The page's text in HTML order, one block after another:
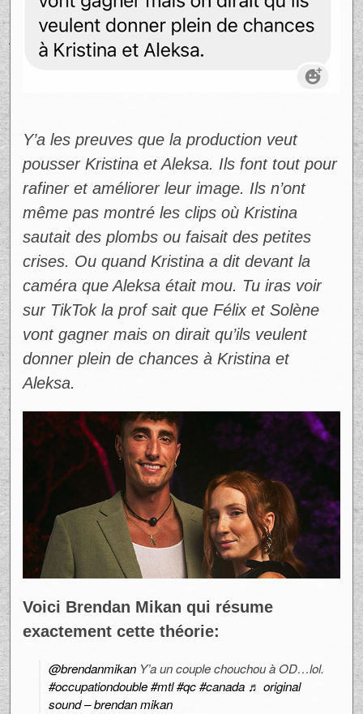
Y’a les preuves que la production veut
pousser Kristina et Aleksa. Ils font tout pour
rafiner et améliorer leur image. Ils n’ont
même pas montré les clips où Kristina
sautait des plombs ou faisait des petites
crises. Ou quand Kristina a dit devant la
caméra que Aleksa était mou. Tu iras voir
sur TikTok la prof sait que Félix et Solène
vont gagner mais on dirait qu’ils veulent
donner plein de chances à Kristina et
Aleksa.
Voici Brendan Mikan qui résume
exactement cette théorie:
@brendanmikanY’a un couple chouchou à OD…lol.
#occupationdouble #mtl #qc #canada ♬ original
sound – brendan mikan